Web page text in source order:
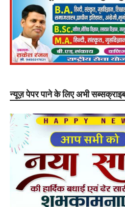
न्यूज़ पेपर पाने के लिए अभी